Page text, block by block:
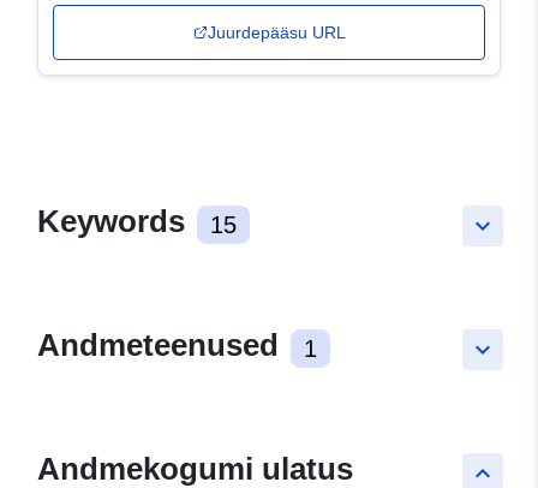
Juurdepääsu URL
keyboard_arrow_down
Keywords 15
keyboard_arrow_down
Andmeteenused 1
keyboard_arrow_up
Andmekogumi ulatus